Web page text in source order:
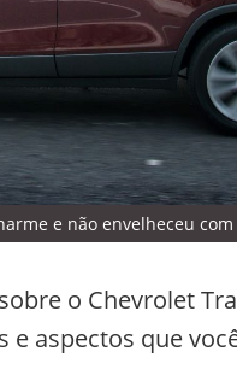
e não envelheceu
o Chevrolet
aspectos que